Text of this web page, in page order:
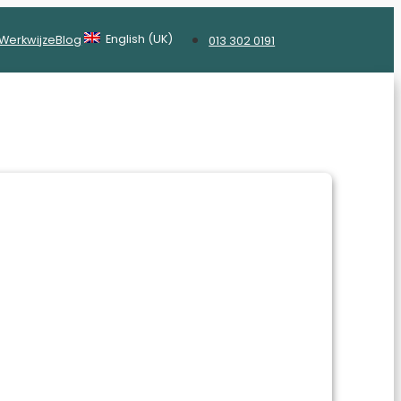
Blog English (UK) 013 302 0191